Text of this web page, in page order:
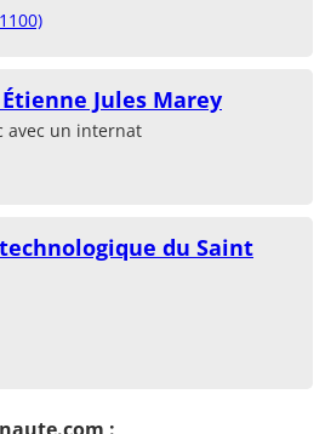
Jules Marey
avec un internat
du Saint